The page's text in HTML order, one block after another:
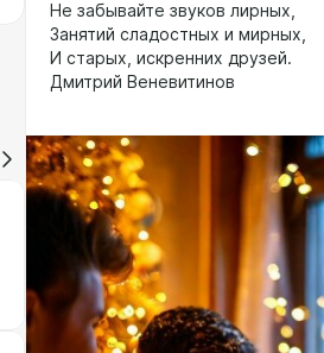
Не забывайте звуков лирных,
Занятий сладостных и мирных,
И старых, искренних друзей.
Дмитрий Веневитинов